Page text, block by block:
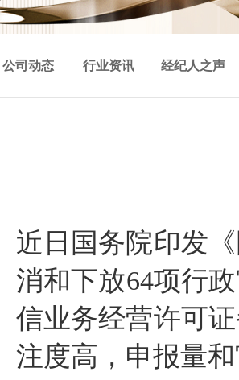
公司动态 行业资讯 经纪人之声
近日国务院印发
消和下放64项行
信业务经营许可
注度高，申报量